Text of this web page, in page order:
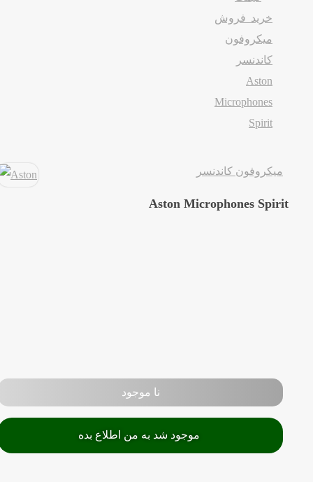
میکروفون کاندنسر
Aston Microphones Spirit
نا موجود
موجود شد به من اطلاع بده